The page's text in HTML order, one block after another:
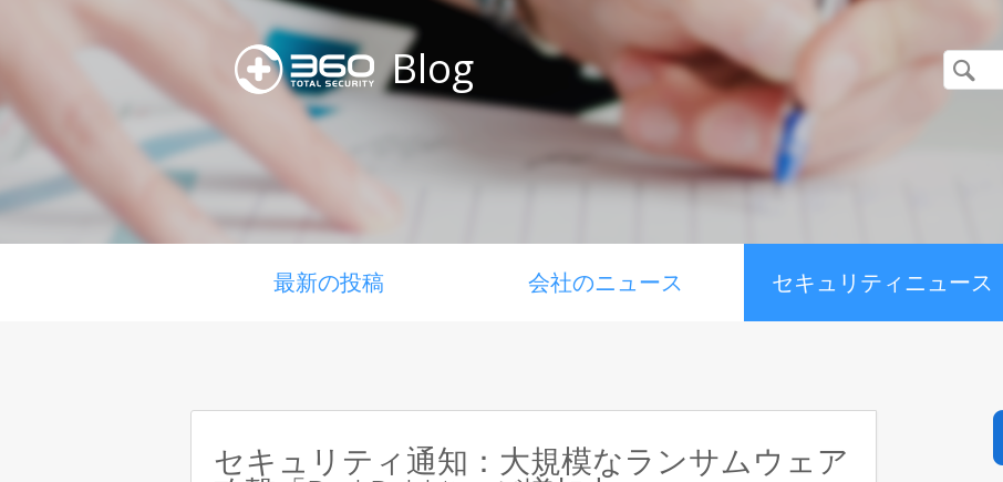
Blog
最新の投稿 会社のニュース セキュリティニュース
セキュリティ通知：大規模なランサムウェア